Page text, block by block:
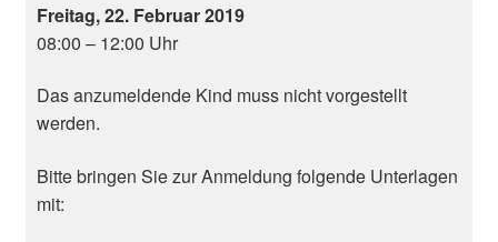
Freitag, 22. Februar 2019
08:00 – 12:00 Uhr
Das anzumeldende Kind muss nicht vorgestellt
werden.
Bitte bringen Sie zur Anmeldung folgende Unterlagen
mit: